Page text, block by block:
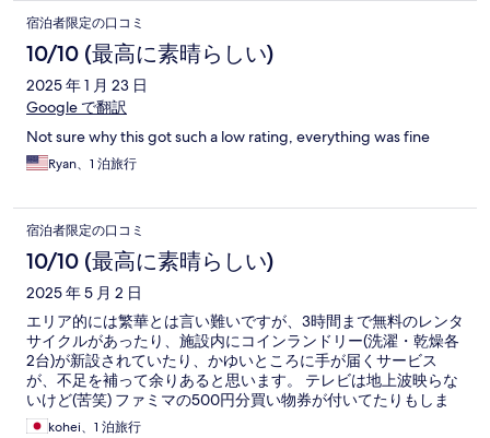
宿泊者限定の口コミ
10/10 (最高に素晴らしい)
2025 年 1 月 23 日
Google で翻訳
Not sure why this got such a low rating, everything was fine
Ryan、1 泊旅行
宿泊者限定の口コミ
10/10 (最高に素晴らしい)
2025 年 5 月 2 日
エリア的には繁華とは言い難いですが、3時間まで無料のレンタ
サイクルがあったり、施設内にコインランドリー(洗濯・乾燥各
2台)が新設されていたり、かゆいところに手が届くサービス
が、不足を補って余りあると思います。 テレビは地上波映らな
いけど(苦笑) ファミマの500円分買い物券が付いてたりもしま
す。kohei、1 泊旅行